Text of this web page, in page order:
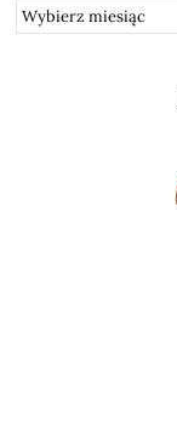
Archiwum